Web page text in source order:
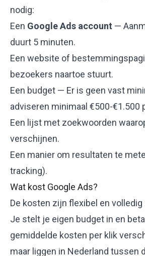
nodig:
Een Google Ads account —
duurt 5 minuten.
Een website of
bezoekers naartoe stuurt.
Een budget — Er is geen vast
adviseren minimaal €500-€1.500
Een lijst met zoekwoorden
verschijnen.
Een manier om resultaten te
tracking).
Wat kost Google Ads?
De kosten zijn flexibel en
Je stelt je eigen budget in en
gemiddelde kosten per klik
maar liggen in Nederland tussen